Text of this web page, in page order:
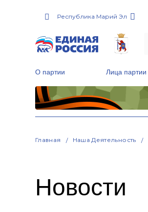
Республика Марий Эл
О партии Лица партии
Главная Наша Деятельность
Новости